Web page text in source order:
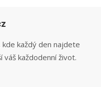
každý den najdete
každodenní život.